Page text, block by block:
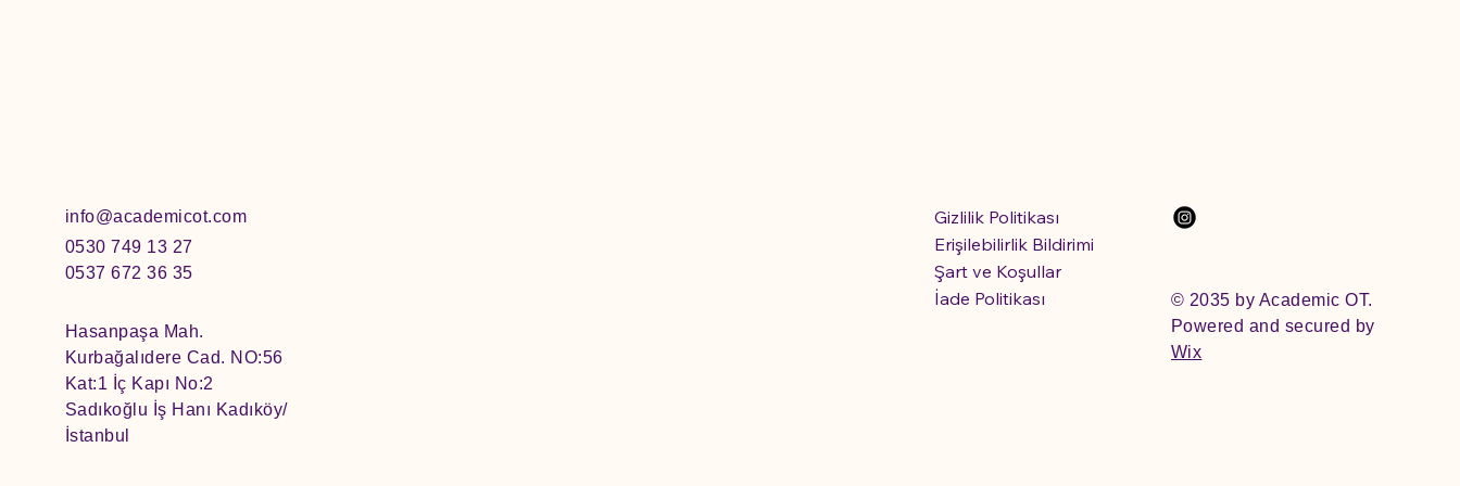
info@academicot.com
0530 749 13 27
0537 672 36 35
Hasanpaşa Mah.
Kurbağalıdere Cad. NO:56
Kat:1 İç Kapı No:2
Sadıkoğlu İş Hanı Kadıköy/
İstanbul
Gizlilik Politikası
Erişilebilirlik Bildirimi
Şart ve Koşullar
İade Politikası
© 2035 by Academic OT.
Powered and secured by
Wix